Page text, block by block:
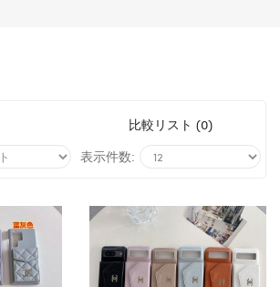
比較リスト (0)
表示件数: